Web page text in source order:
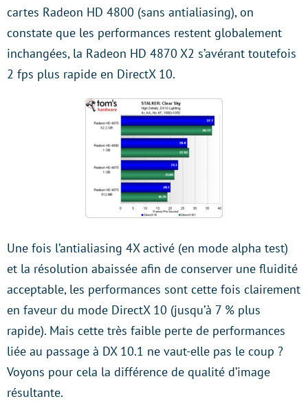
cartes Radeon HD 4800 (sans antialiasing), on
constate que les performances restent globalement
inchangées, la Radeon HD 4870 X2 s’avérant toutefois
2 fps plus rapide en DirectX 10.
Une fois l’antialiasing 4X activé (en mode alpha test)
et la résolution abaissée afin de conserver une fluidité
acceptable, les performances sont cette fois clairement
en faveur du mode DirectX 10 (jusqu’à 7 % plus
rapide). Mais cette très faible perte de performances
liée au passage à DX 10.1 ne vaut-elle pas le coup ?
Voyons pour cela la différence de qualité d’image
résultante.